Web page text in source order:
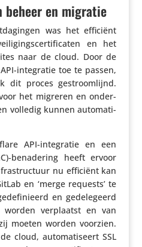
beheer en migratie
was het efficiënt
en het
naar de cloud. Door de
API-inte­gratie toe te passen,
dit proces gestroom­lijnd.
het migreren en onder­
volledig kunnen auto­ma­ti­
API-inte­gratie en een
benadering heeft ervoor
nu efficiënt kan
en ‘merge requests’ te
en gede­le­geerd
worden verplaatst en van
moeten worden voorzien.
cloud, auto­ma­ti­seert SSL